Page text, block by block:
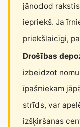
jānodod
iepriekš. Ja
priekšlaicīgi,
Drošības
izbeidzot
īpašniekam
strīds, var
izšķiršanas